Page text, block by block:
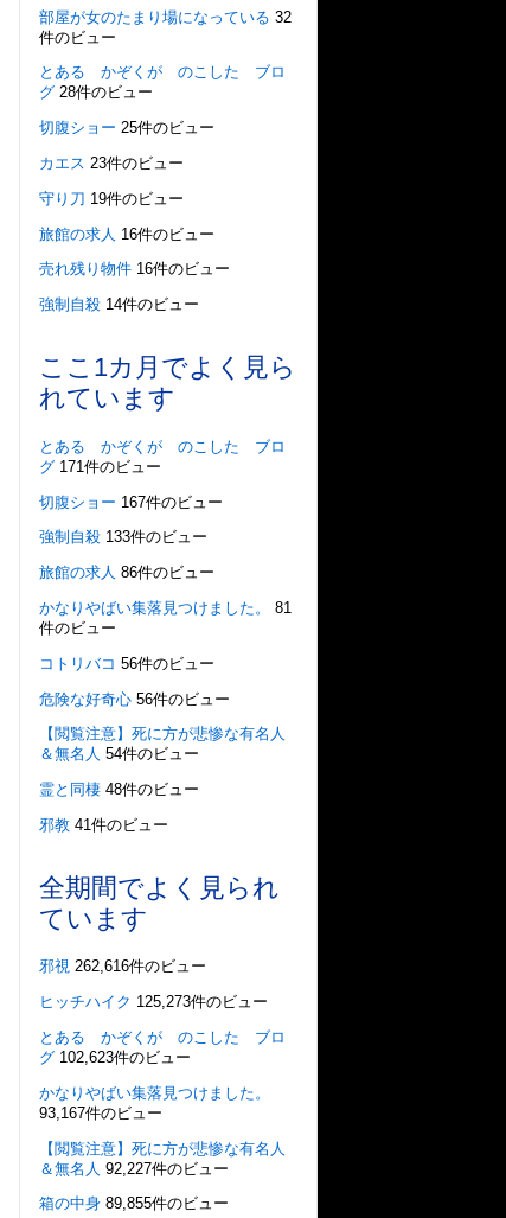
部屋が女のたまり場になっている 32
件のビュー
とある かぞくが のこした ブロ
グ 28件のビュー
切腹ショー 25件のビュー
カエス 23件のビュー
守り刀 19件のビュー
旅館の求人 16件のビュー
売れ残り物件 16件のビュー
強制自殺 14件のビュー
ここ1カ月でよく見ら
れています
とある かぞくが のこした ブロ
グ 171件のビュー
切腹ショー 167件のビュー
強制自殺 133件のビュー
旅館の求人 86件のビュー
かなりやばい集落見つけました。
81
件のビュー
コトリバコ 56件のビュー
危険な好奇心 56件のビュー
【閲覧注意】死に方が悲惨な有名人
＆無名人 54件のビュー
霊と同棲 48件のビュー
邪教 41件のビュー
全期間でよく見られ
ています
邪視 262,616件のビュー
ヒッチハイク 125,273件のビュー
とある かぞくが のこした ブロ
グ 102,623件のビュー
かなりやばい集落見つけました。
93,167件のビュー
【閲覧注意】死に方が悲惨な有名人
＆無名人 92,227件のビュー
箱の中身 89,855件のビュー